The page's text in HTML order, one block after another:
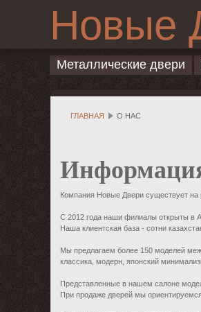
Новые
Металлические двери
ГЛАВНАЯ О НАС
Компания Новые Двери существует на
С 2012 года наши филиалы открыты в
Наша клиентская база - сотни
Мы предлагаем более 150 моделей
классика, модерн, японский
Представленные в нашем салоне
При продаже дверей мы